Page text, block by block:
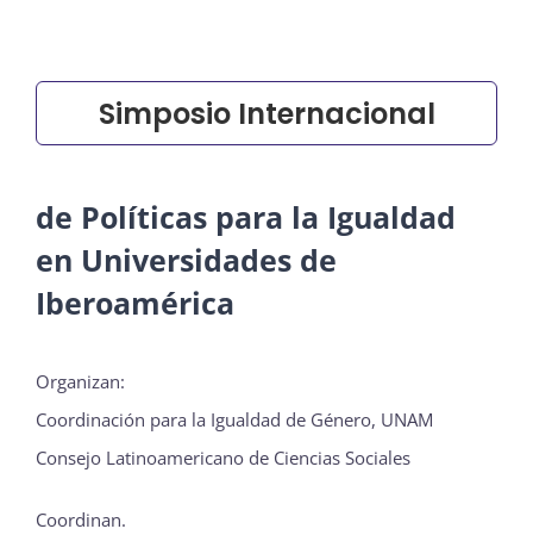
Actividades
Blog
Súmate
Simposio Internacional
de Políticas para la Igualdad
en Universidades de
Iberoamérica
Organizan:
Coordinación para la Igualdad de Género, UNAM
Consejo Latinoamericano de Ciencias Sociales
Coordinan.